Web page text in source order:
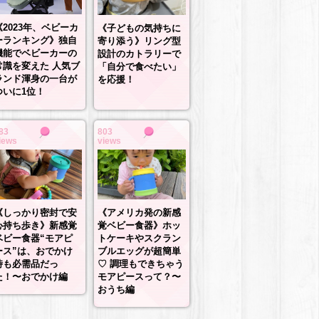
2023年、ベビーカ
ランキング》独自
能でベビーカーの
識を変えた 人気ブ
ンド渾身の一台が
いに1位！
《子どもの気持ちに
寄り添う》リング型
設計のカトラリーで
「自分で食べたい」
を応援！
しっかり密封で安
持ち歩き》新感覚
ビー食器“モアピ
ス”は、おでかけ
も必需品だっ
！〜おでかけ編
803
views
《アメリカ発の新感
覚ベビー食器》ホッ
トケーキやスクラン
ブルエッグが超簡単
♡ 調理もできちゃう
モアピースって？〜
おうち編